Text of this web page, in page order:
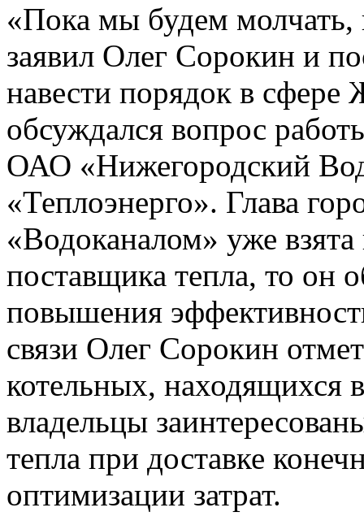
«Пока мы будем
заявил Олег Сорокин и
навести порядок в
обсуждался вопрос
ОАО «Нижегородский
«Теплоэнерго». Глава
«Водоканалом» уже взята
поставщика тепла, то он
повышения
связи Олег Сорокин
котельных, находящихся
владельцы
тепла при доставке
оптимизации затрат.